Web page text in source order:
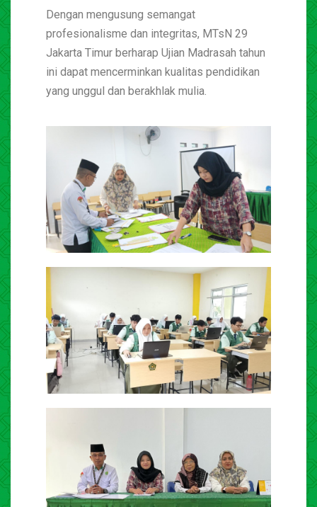
Dengan mengusung semangat
profesionalisme dan integritas, MTsN 29
Jakarta Timur berharap Ujian Madrasah tahun
ini dapat mencerminkan kualitas pendidikan
yang unggul dan berakhlak mulia.